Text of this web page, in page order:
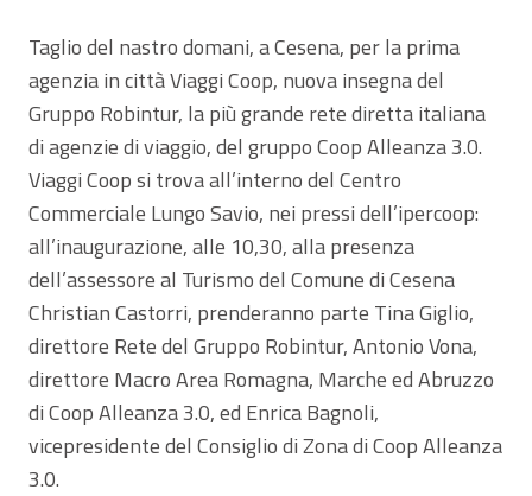
Taglio del nastro domani, a Cesena, per la prima
agenzia in città Viaggi Coop, nuova insegna del
Gruppo Robintur, la più grande rete diretta italiana
di agenzie di viaggio, del gruppo Coop Alleanza 3.0.
Viaggi Coop si trova all’interno del Centro
Commerciale Lungo Savio, nei pressi dell’ipercoop:
all’inaugurazione, alle 10,30, alla presenza
dell’assessore al Turismo del Comune di Cesena
Christian Castorri, prenderanno parte Tina Giglio,
direttore Rete del Gruppo Robintur, Antonio Vona,
direttore Macro Area Romagna, Marche ed Abruzzo
di Coop Alleanza 3.0, ed Enrica Bagnoli,
vicepresidente del Consiglio di Zona di Coop Alleanza
3.0.